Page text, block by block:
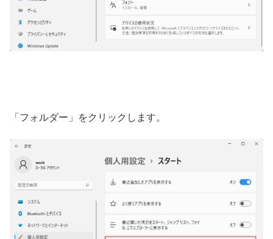
「フォルダー」をクリックします。